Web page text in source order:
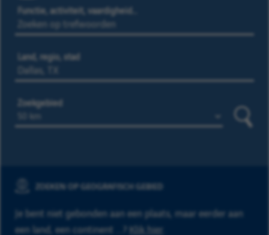
Functie, activiteit, vaardigheid…
Land, regio, stad
Zoekgebied
ZOEKEN OP GEOGRAFISCH GEBIED
Je bent niet gebonden aan een plaats, maar eerder aan
een land, een continent ...? Klik hier